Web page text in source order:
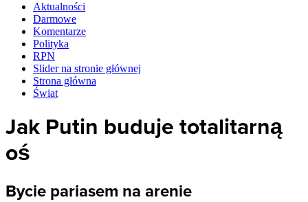
Aktualności
Darmowe
Komentarze
Polityka
RPN
Slider na stronie głównej
Strona główna
Świat
Jak Putin buduje totalitarną
oś
Bycie pariasem na arenie